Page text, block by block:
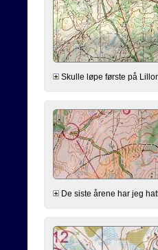
Skulle løpe første på
De siste årene har jeg